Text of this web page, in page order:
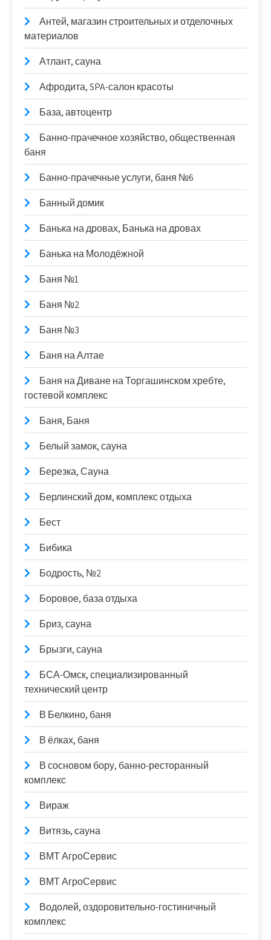
Антей, магазин строительных и отделочных
материалов
Атлант, сауна
Афродита, SPA-салон красоты
База, автоцентр
Банно-прачечное хозяйство, общественная
баня
Банно-прачечные услуги, баня №6
Банный домик
Банька на дровах, Банька на дровах
Банька на Молодёжной
Баня №1
Баня №2
Баня №3
Баня на Алтае
Баня на Диване на Торгашинском хребте,
гостевой комплекс
Баня, Баня
Белый замок, сауна
Березка, Сауна
Берлинский дом, комплекс отдыха
Бест
Бибика
Бодрость, №2
Боровое, база отдыха
Бриз, сауна
Брызги, сауна
БСА-Омск, специализированный
технический центр
В Белкино, баня
В ёлках, баня
В сосновом бору, банно-ресторанный
комплекс
Вираж
Витязь, сауна
ВМТ АгроСервис
ВМТ АгроСервис
Водолей, оздоровительно-гостиничный
комплекс